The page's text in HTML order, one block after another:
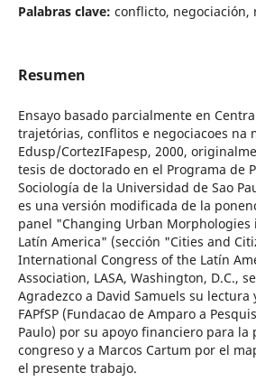
Palabras clave: conflicto, negociación,
Resumen
Ensayo basado parcialmente en
trajetórias, conflitos e negociacoes na
Edusp/CortezIFapesp, 2000,
tesis de doctorado en el Programa de
Sociología de la Universidad de Sao
es una versión modificada de la
panel "Changing Urban Morphologies
Latín America" (sección "Cities and
International Congress of the Latín
Association, LASA, Washington, D.C.,
Agradezco a David Samuels su lectura
FAPfSP (Fundacao de Amparo a
Paulo) por su apoyo financiero para la
congreso y a Marcos Cartum por el
el presente trabajo.